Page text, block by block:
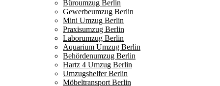
Büroumzug Berlin
Gewerbeumzug Berlin
Mini Umzug Berlin
Praxisumzug Berlin
Laborumzug Berlin
Aquarium Umzug Berlin
Behördenumzug Berlin
Hartz 4 Umzug Berlin
Umzugshelfer Berlin
Möbeltransport Berlin